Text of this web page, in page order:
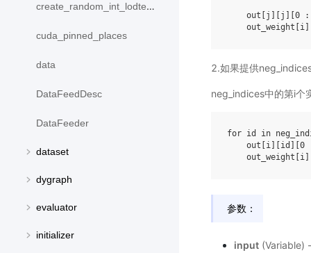
create_random_int_lodtensor
cuda_pinned_places
data
DataFeedDesc
DataFeeder
dataset
dygraph
evaluator
initializer
out[j][j][0
2.如果提供
neg_indices中的第i个
for id in
out[i][id][0
参数：
input(Variable) -